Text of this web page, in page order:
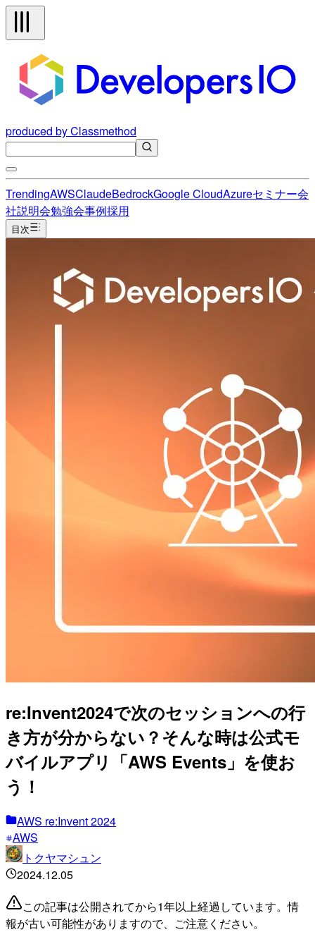
produced by Classmethod
TrendingAWSClaudeBedrockGoogle CloudAzureセミナー会
社説明会勉強会事例採用
目次
re:Invent2024で次のセッションへの行
き方が分からない？そんな時は公式モ
バイルアプリ「AWS Events」を使お
う！
AWS re:Invent 2024
AWS
トクヤマシュン
2024.12.05
この記事は公開されてから1年以上経過しています。情
報が古い可能性がありますので、ご注意ください。